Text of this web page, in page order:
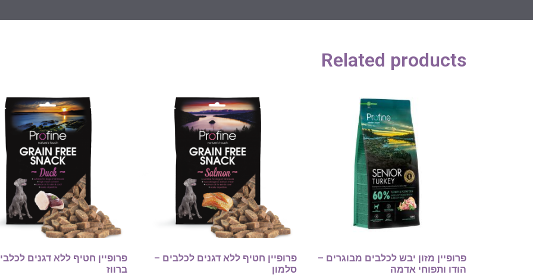
Related products
פרופיין מזון יבש לכלבים מבוגרים –
הודו ותפוחי אדמה
פרופיין חטיף ללא דגנים לכלבים –
סלמון
פרופיין חטיף ללא דגנים
ברווז